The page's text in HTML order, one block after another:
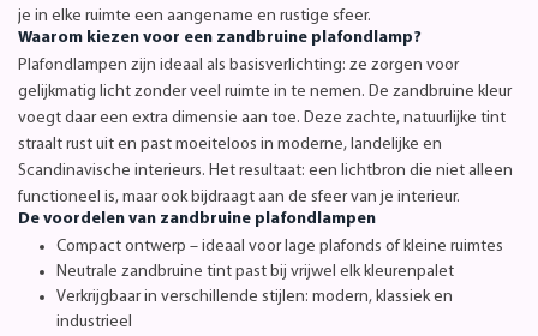
je in elke ruimte een aangename en rustige sfeer.
Waarom kiezen voor een zandbruine plafondlamp?
Plafondlampen zijn ideaal als basisverlichting: ze zorgen voor
gelijkmatig licht zonder veel ruimte in te nemen. De zandbruine kleur
voegt daar een extra dimensie aan toe. Deze zachte, natuurlijke tint
straalt rust uit en past moeiteloos in moderne, landelijke en
Scandinavische interieurs. Het resultaat: een lichtbron die niet alleen
functioneel is, maar ook bijdraagt aan de sfeer van je interieur.
De voordelen van zandbruine plafondlampen
Compact ontwerp – ideaal voor lage plafonds of kleine ruimtes
Neutrale zandbruine tint past bij vrijwel elk kleurenpalet
Verkrijgbaar in verschillende stijlen: modern, klassiek en
industrieel